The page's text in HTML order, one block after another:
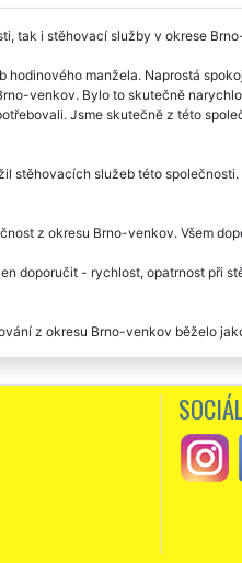
tak i stěhovací služby v okrese
manžela. Naprostá
venkov. Bylo to skutečně
Jsme skutečně z této
stěhovacích služeb této
z okresu Brno-venkov. Všem
doporučit - rychlost, opatrnost při
z okresu Brno-venkov běželo
do Německa, rychlí, ochotní. Velmi